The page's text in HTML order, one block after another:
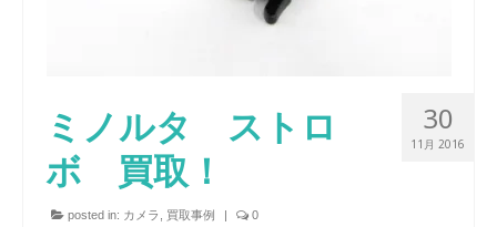
30
11月 2016
ミノルタ ストロ
ボ 買取！
posted in: カメラ 買取事例 | 0